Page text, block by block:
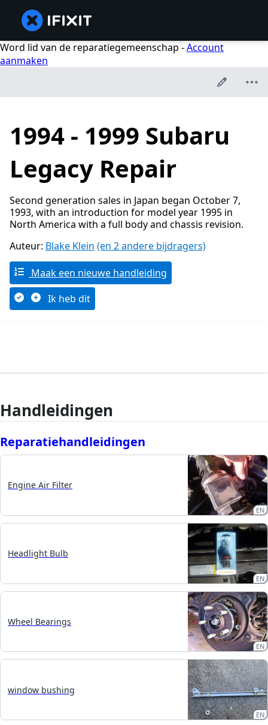
Word lid van de reparatiegemeenschap -Account
aanmaken
1994 - 1999 Subaru
Legacy Repair
Second generation sales in Japan began October 7,
1993, with an introduction for model year 1995 in
North America with a full body and chassis revision.
Auteur: Blake Klein (en 2 andere bijdragers)
Maak een nieuwe handleiding
Ik heb dit
Handleidingen
Reparatiehandleidingen
Engine Air Filter
EN
Headlight Bulb
EN
Wheel Bearings
EN
window bushing
EN